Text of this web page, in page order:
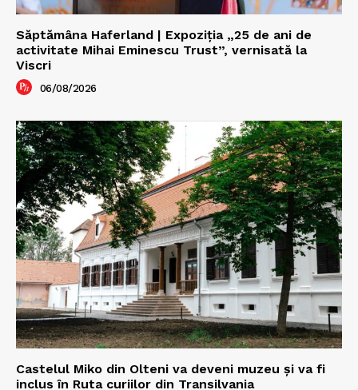
Săptămâna Haferland | Expoziţia „25 de ani de
activitate Mihai Eminescu Trust”, vernisată la
Viscri
06/08/2026
Castelul Miko din Olteni va deveni muzeu şi va fi
inclus în Ruta curiilor din Transilvania